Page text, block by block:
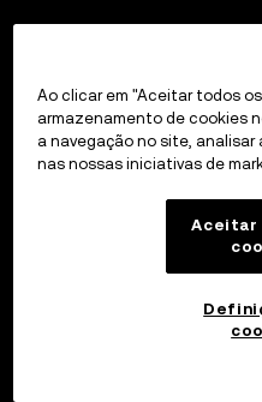
Ao clicar em "Aceitar todos
armazenamento de cookies
a navegação no site,
nas nossas iniciativas de
Aceitar